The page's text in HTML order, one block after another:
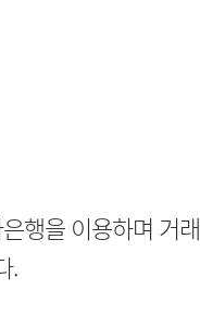
행을 이용하며 거래
.